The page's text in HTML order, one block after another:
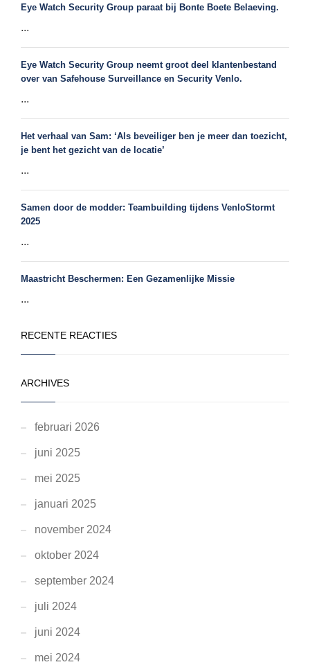
Eye Watch Security Group paraat bij Bonte Boete Belaeving.
...
Eye Watch Security Group neemt groot deel klantenbestand
over van Safehouse Surveillance en Security Venlo.
...
Het verhaal van Sam: ‘Als beveiliger ben je meer dan toezicht,
je bent het gezicht van de locatie’
...
Samen door de modder: Teambuilding tijdens VenloStormt
2025
...
Maastricht Beschermen: Een Gezamenlijke Missie
...
RECENTE REACTIES
ARCHIVES
februari 2026
juni 2025
mei 2025
januari 2025
november 2024
oktober 2024
september 2024
juli 2024
juni 2024
mei 2024